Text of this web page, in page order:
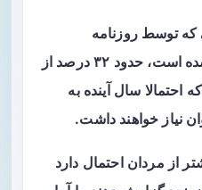
توسط روزنامه
انگلیسی تلگراف گزارش شده است، حدود ۳۲ درصد از
احتمالا سال آینده به
نیاز خواهند داشت.
از مردان احتمال دارد